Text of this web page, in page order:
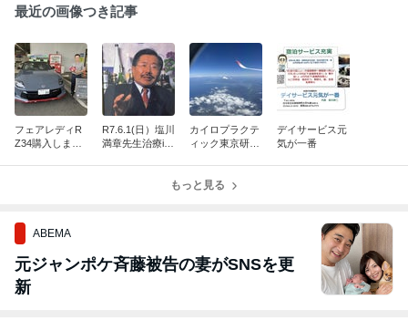
最近の画像つき記事
フェアレディR
Z34購入しまし
R7.6.1(日）塩川
満章先生治療in
カイロプラクテ
ィック東京研修
デイサービス元
気が一番
もっと見る
ABEMA
元ジャンポケ斉藤被告の妻がSNSを更
新